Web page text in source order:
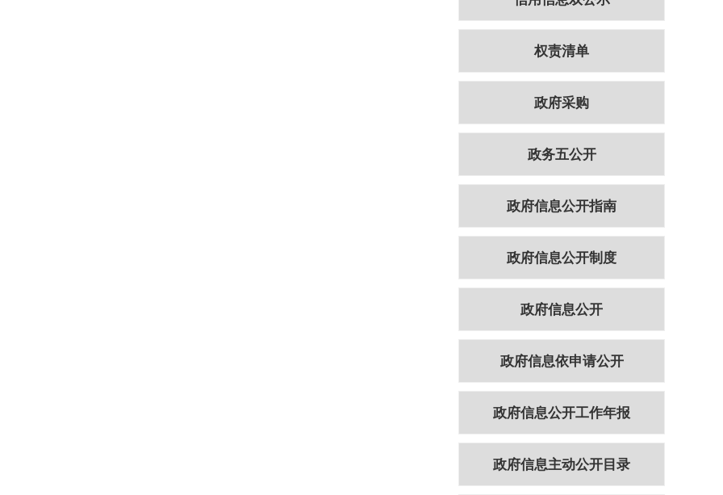
权责清单
政府采购
政务五公开
政府信息公开指南
政府信息公开制度
政府信息公开
政府信息依申请公开
政府信息公开工作年报
政府信息主动公开目录